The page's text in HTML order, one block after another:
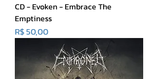
CD - Evoken - Embrace The
Emptiness
Preço
R$ 50,00